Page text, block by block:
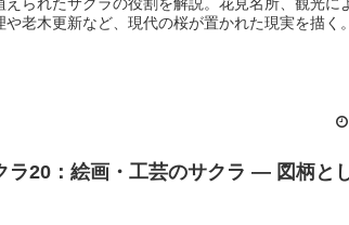
えられたサクラの役割を解説。花見名所、観光に
や老木更新など、現代の桜が置かれた現実を描く。
ラ20：絵画・工芸のサクラ ― 図柄と